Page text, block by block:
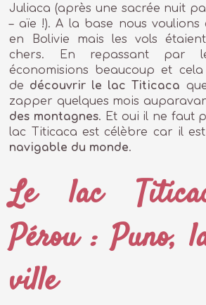
Juliaca (après une sacrée nuit
– aïe !). A la base nous voulions
en Bolivie mais les vols
chers. En repassant par
économisions beaucoup et
de découvrir le lac Titicaca
zapper quelques mois
des montagnes. Et oui il ne faut
lac Titicaca est célèbre car il est
navigable du monde.
Le lac
Pérou : Puno,
ville